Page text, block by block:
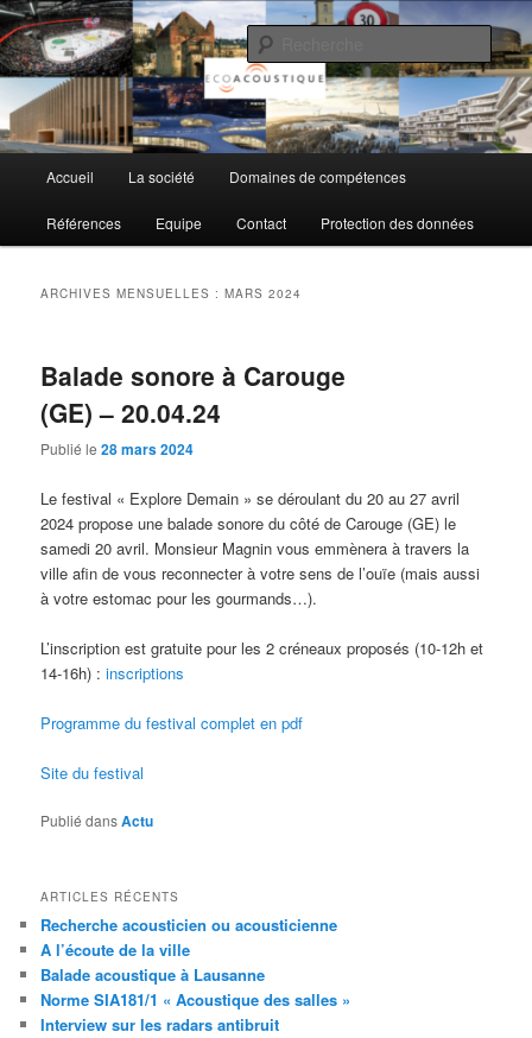
Aller
au
contenu
principal
Aller
au
contenu
secondaireEcoAcoustique SA
principal
Accueil La société Domaines de compétences
Références Equipe Contact Protection des données
ARCHIVES MENSUELLES :MARS 2024
Balade sonore à Carouge
(GE) – 20.04.24
Publié le28 mars 2024
Le festival « Explore Demain » se déroulant du 20 au 27 avril
2024 propose une balade sonore du côté de Carouge (GE) le
samedi 20 avril. Monsieur Magnin vous emmènera à travers la
ville afin de vous reconnecter à votre sens de l’ouïe (mais aussi
à votre estomac pour les gourmands…).
L’inscription est gratuite pour les 2 créneaux proposés (10-12h et
14-16h) :inscriptions
Programme du festival complet en pdf
Site du festival
Publié dansActu
ARTICLES RÉCENTS
Recherche acousticien ou acousticienne
A l’écoute de la ville
Balade acoustique à Lausanne
Norme SIA181/1 « Acoustique des salles »
Interview sur les radars antibruit